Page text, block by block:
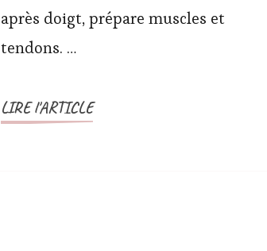
après doigt, prépare muscles et
tendons. …
LIRE l'ARTICLE